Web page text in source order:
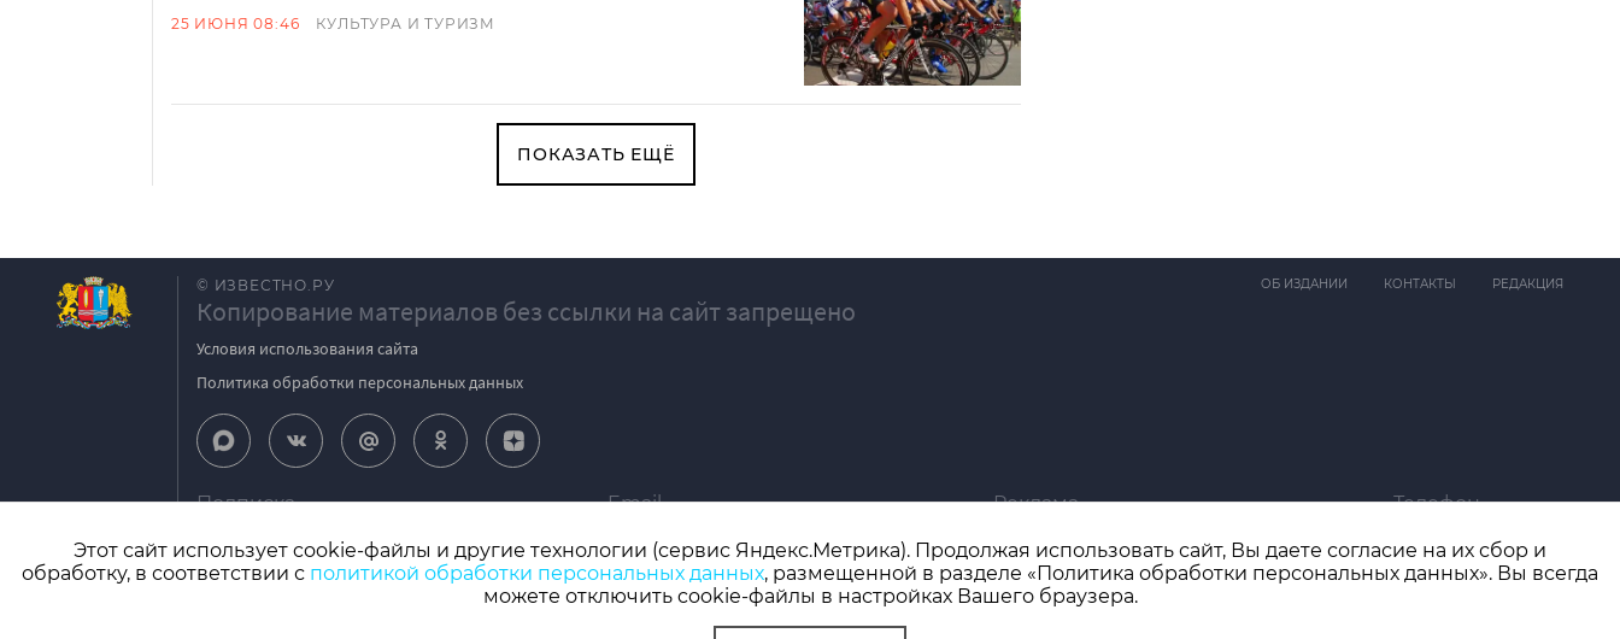
25 ИЮНЯ 08:46 КУЛЬТУРА И ТУРИЗМ
ПОКАЗАТЬ ЕЩЁ
© ИЗВЕСТНО.РУ
Копирование материалов без ссылки на сайт запрещено
Условия использования сайта
Политика обработки персональных данных
ОБ ИЗДАНИИ КОНТАКТЫ РЕДАКЦИЯ
Подписка
Email
Реклама
Телефон
СМИ: Izvestno.ru. Реестровая запись 08.11.2019 серия ЭЛ № ФС 77 - 77192, зарегистрировано Роскомнадзором
Этот сайт использует cookie-файлы и другие технологии (сервис Яндекс.Метрика). Продолжая использовать сайт, Вы даете согласие на их сбор и
обработку, в соответствии с политикой обработки персональных данных, размещенной в разделе «Политика обработки персональных данных». Вы всегда
можете отключить cookie-файлы в настройках Вашего браузера.